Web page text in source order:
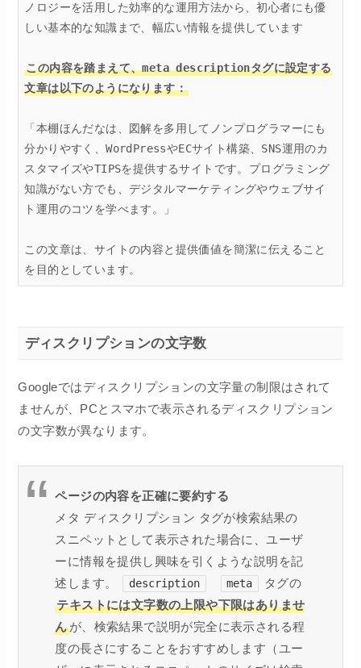
ノロジーを活用した効率的な運用方法から、初心者にも優
しい基本的な知識まで、幅広い情報を提供しています
この内容を踏まえて、meta descriptionタグに設定する
文章は以下のようになります：
「本棚ほんだなは、図解を多用してノンプログラマーにも
分かりやすく、WordPressやECサイト構築、SNS運用のカ
スタマイズやTIPSを提供するサイトです。プログラミング
知識がない方でも、デジタルマーケティングやウェブサイ
ト運用のコツを学べます。」
この文章は、サイトの内容と提供価値を簡潔に伝えること
を目的としています。
ディスクリプションの文字数
Googleではディスクリプションの文字量の制限はされて
ませんが、PCとスマホで表示されるディスクリプション
の文字数が異なります。
ページの内容を正確に要約する
メタ ディスクリプション タグが検索結果の
スニペットとして表示された場合に、ユーザ
ーに情報を提供し興味を引くような説明を記
述します。
description meta
タグの
テキストには文字数の上限や下限はありませ
んが、検索結果で説明が完全に表示される程
度の長さにすることをおすすめします（ユー